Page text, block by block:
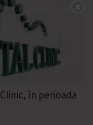
în perioada